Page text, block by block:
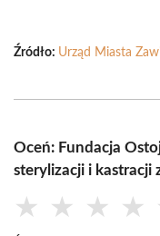
Źródło: Urząd Miasta
Oceń: Fundacja
sterylizacji i kastracji
★ ★ ★ ★